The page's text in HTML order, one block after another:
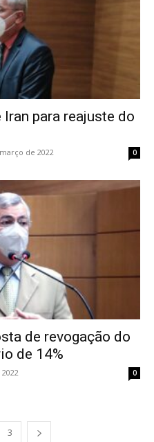
para reajuste do
de 2022 0
de revogação do
de 14%
0
3